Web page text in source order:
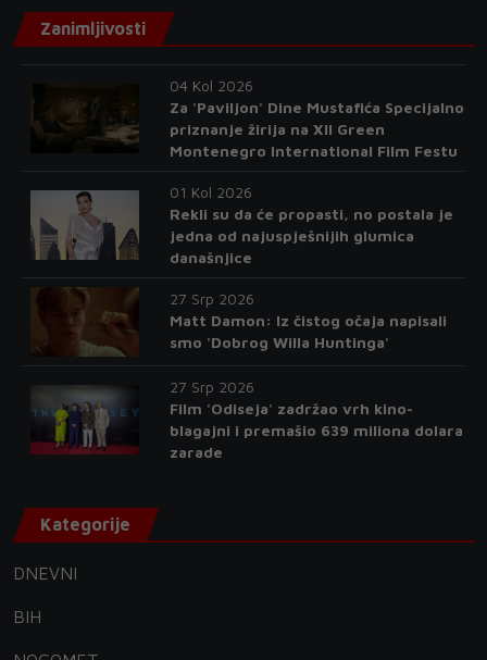
Zanimljivosti
04 Kol 2026
Za 'Paviljon' Dine Mustafića Specijalno
priznanje žirija na XII Green
Montenegro International Film Festu
01 Kol 2026
Rekli su da će propasti, no postala je
jedna od najuspješnijih glumica
današnjice
27 Srp 2026
Matt Damon: Iz čistog očaja napisali
smo 'Dobrog Willa Huntinga'
27 Srp 2026
Film 'Odiseja' zadržao vrh kino-
blagajni i premašio 639 miliona dolara
zarade
Kategorije
DNEVNI
BIH